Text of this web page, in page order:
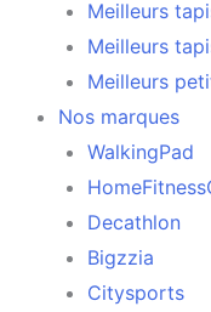
Meilleurs
Meilleurs
Meilleurs
Nos marques
WalkingPad
Decathlon
Bigzzia
Citysports